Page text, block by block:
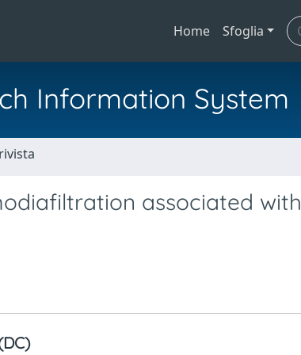
Home Sfoglia
Information System
associated with